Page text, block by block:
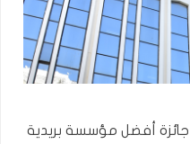
أفضل مؤسسة بريدية